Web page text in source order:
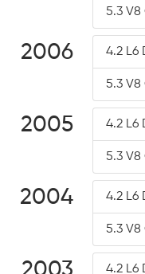
5.3 V8
2006 4.2 L6
5.3 V8
2005 4.2 L6
5.3 V8
2004 4.2 L6
5.3 V8
4.2 L6